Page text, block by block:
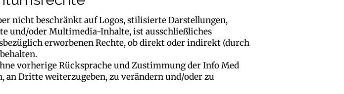
nicht beschränkt auf Logos, stilisierte Darstellungen,
und/oder Multimedia-Inhalte, ist ausschließliches
erworbenen Rechte, ob direkt oder indirekt (durch
vorherige Rücksprache und Zustimmung der Info Med
Dritte weiterzugeben, zu verändern und/oder zu